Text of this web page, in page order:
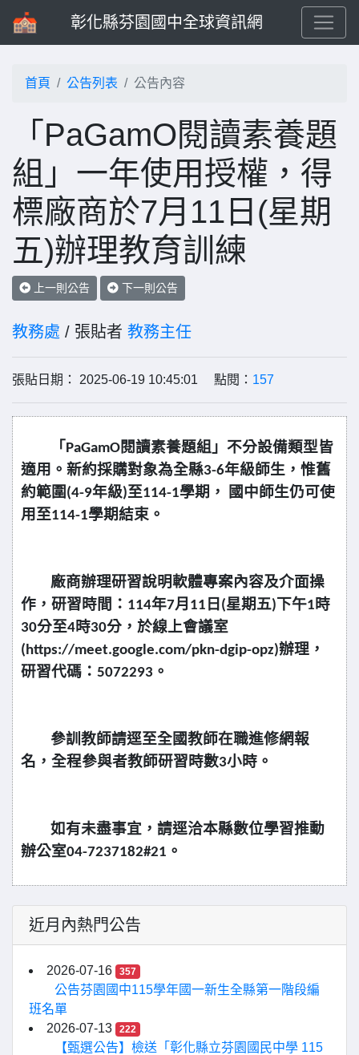
彰化縣芬園國中全球資訊網
首頁 公告列表 公告內容
「PaGamO閱讀素養題
組」一年使用授權，得
標廠商於7月11日(星期
五)辦理教育訓練
上一則公告 下一則公告
教務處 / 張貼者 教務主任
張貼日期： 2025-06-19 10:45:01 點閱： 157
「 PaGamO閱讀素養題組」不分設備類型皆
適用。新約採購對象為全縣3-6年級師生，惟舊
約範圍 (4-9年級)至114-1學期，
國中師生仍可使
用至114-1學期結束 。
廠商辦理研習說明軟體專案內容及介面操
作，研習時間： 114年7月 11 日 (星期五) 下午1時
30分至4時30分，於線上會議室
(https://meet.google.com/pkn-dgip-opz)辦理，
研習代碼： 5072293 。
參訓教師請逕至全國教師在職進修網報
名，全程參與者教師研習時數3小時。
如有未盡事宜，請逕洽本縣數位學習推動
辦公室04-7237182#21 。
近月內熱門公告
2026-07-16 357
公告芬園國中115學年國一新生全縣第一階段編
班名單
2026-07-13
222
【甄選公告】檢送「彰化縣立芬園國民中學 115